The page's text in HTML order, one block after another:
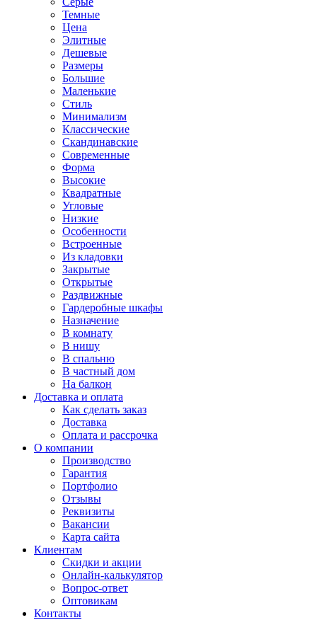
Темные
Цена
Элитные
Дешевые
Размеры
Большие
Маленькие
Стиль
Минимализм
Классические
Скандинавские
Современные
Форма
Высокие
Квадратные
Угловые
Низкие
Особенности
Встроенные
Из кладовки
Закрытые
Открытые
Раздвижные
Гардеробные шкафы
Назначение
В комнату
В нишу
В спальню
В частный дом
На балкон
Доставка и оплата
Как сделать заказ
Доставка
Оплата и рассрочка
О компании
Производство
Гарантия
Портфолио
Отзывы
Реквизиты
Вакансии
Карта сайта
Клиентам
Скидки и акции
Онлайн-калькулятор
Вопрос-ответ
Оптовикам
Контакты